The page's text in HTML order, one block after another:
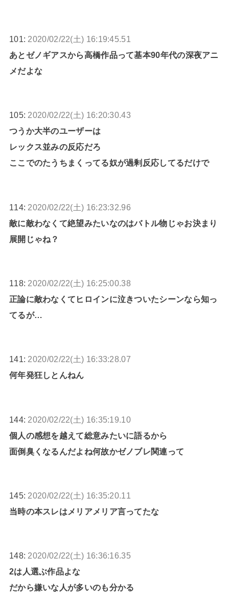
101: 2020/02/22(土) 16:19:45.51
あとゼノギアスから高橋作品って基本90年代の深夜アニ
メだよな
105: 2020/02/22(土) 16:20:30.43
つうか大半のユーザーは
レックス並みの反応だろ
ここでのたうちまくってる奴が過剰反応してるだけで
114: 2020/02/22(土) 16:23:32.96
敵に敵わなくて絶望みたいなのはバトル物じゃお決まり
展開じゃね？
118: 2020/02/22(土) 16:25:00.38
正論に敵わなくてヒロインに泣きついたシーンなら知っ
てるが…
141: 2020/02/22(土) 16:33:28.07
何年発狂しとんねん
144: 2020/02/22(土) 16:35:19.10
個人の感想を越えて総意みたいに語るから
面倒臭くなるんだよね何故かゼノブレ関連って
145: 2020/02/22(土) 16:35:20.11
当時の本スレはメリアメリア言ってたな
148: 2020/02/22(土) 16:36:16.35
2は人選ぶ作品よな
だから嫌いな人が多いのも分かる